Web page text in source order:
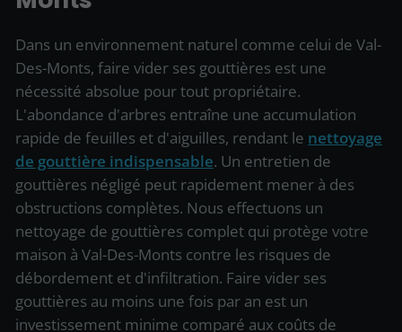
Dans un environnement naturel comme celui de Val-
Des-Monts, faire vider ses gouttières est une
nécessité absolue pour tout propriétaire.
L'abondance d'arbres entraîne une accumulation
rapide de feuilles et d'aiguilles, rendant le nettoyage
de gouttière indispensable. Un entretien de
gouttières négligé peut rapidement mener à des
obstructions complètes. Nous effectuons un
nettoyage de gouttières complet qui protège votre
maison à Val-Des-Monts contre les risques de
débordement et d'infiltration. Faire vider ses
gouttières au moins une fois par an est un
investissement minime comparé aux coûts de